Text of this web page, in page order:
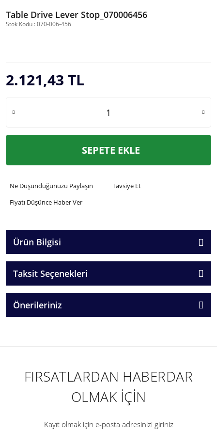
Table Drive Lever Stop_070006456
Stok Kodu : 070-006-456
2.121,43 TL
SEPETE EKLE
Ne Düşündüğünüzü Paylaşın
Tavsiye Et
Fiyatı Düşünce Haber Ver
Ürün Bilgisi
Taksit Seçenekleri
Önerileriniz
FIRSATLARDAN HABERDAR
OLMAK İÇİN